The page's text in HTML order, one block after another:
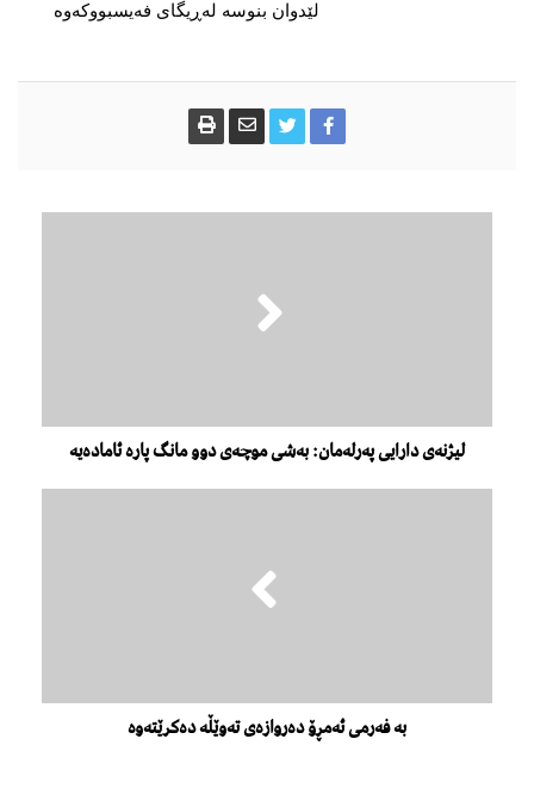
لێدوان بنوسە لەڕیگای فەیسبووکەوە
لیژنەی دارایی پەرلەمان: بەشی موچەی دوو مانگ پارە ئامادەیە
بە فەرمی ئەمڕۆ دەروازەی تەوێڵە دەکرێتەوە